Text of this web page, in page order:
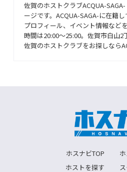
佐賀のホストクラブACQUA-
ージです。ACQUA-SAGA-に在籍
プロフィール、イベント情報など
時間は20:00～25:00。佐賀市白山2
佐賀のホストクラブをお探しなら
ホスナビTOP
ホストを探す